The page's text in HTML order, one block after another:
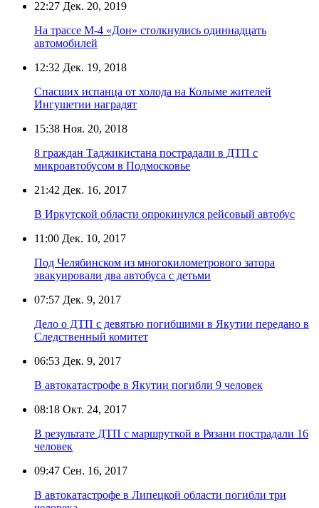
22:27 Дек. 20, 2019
На трассе М-4 «Дон» столкнулись одиннадцать
автомобилей
12:32 Дек. 19, 2018
Спасших испанца от холода на Колыме жителей
Ингушетии наградят
15:38 Ноя. 20, 2018
8 граждан Таджикистана пострадали в ДТП с
микроавтобусом в Подмосковье
21:42 Дек. 16, 2017
В Иркутской области опрокинулся рейсовый автобус
11:00 Дек. 10, 2017
Под Челябинском из многокилометрового затора
эвакуировали два автобуса с детьми
07:57 Дек. 9, 2017
Дело о ДТП с девятью погибшими в Якутии передано в
Следственный комитет
06:53 Дек. 9, 2017
В автокатастрофе в Якутии погибли 9 человек
08:18 Окт. 24, 2017
В результате ДТП с маршруткой в Рязани пострадали 16
человек
09:47 Сен. 16, 2017
В автокатастрофе в Липецкой области погибли три